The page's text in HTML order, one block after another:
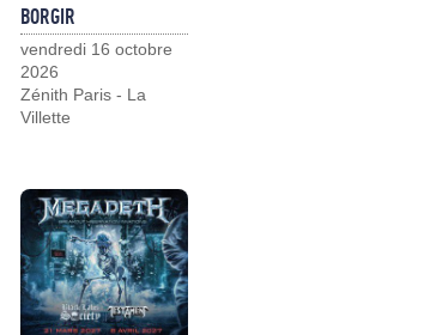
BORGIR
vendredi 16 octobre
2026
Zénith Paris - La
Villette